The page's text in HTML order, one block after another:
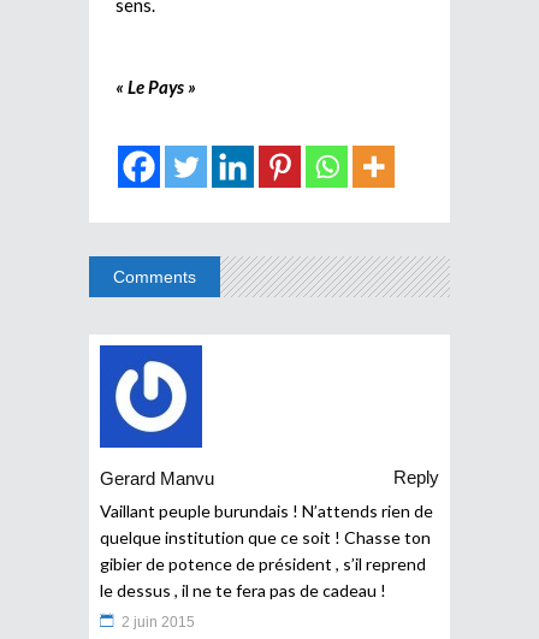
« Le Pays »
Comments
Gerard Manvu
Reply
Vaillant peuple burundais ! N’attends rien de
quelque institution que ce soit ! Chasse ton
gibier de potence de président , s’il reprend
le dessus , il ne te fera pas de cadeau !
2 juin 2015